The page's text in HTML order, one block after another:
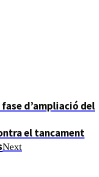
d’ampliació del
el tancament
Next